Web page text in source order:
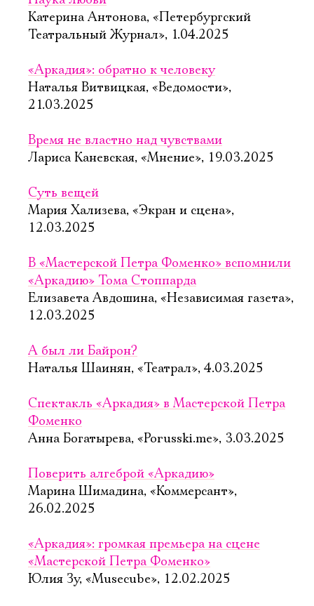
Катерина Антонова, «Петербургский
Театральный Журнал», 1.04.2025
«Аркадия»: обратно к человеку
Наталья Витвицкая, «Ведомости»,
21.03.2025
Время не властно над чувствами
Лариса Каневская, «Мнение», 19.03.2025
Суть вещей
Мария Хализева, «Экран и сцена»,
12.03.2025
В «Мастерской Петра Фоменко» вспомнили
«Аркадию» Тома Стоппарда
Елизавета Авдошина, «Независимая газета»,
12.03.2025
А был ли Байрон?
Наталья Шаинян, «Театрал», 4.03.2025
Спектакль «Аркадия» в Мастерской Петра
Фоменко
Анна Богатырева, «Porusski.me», 3.03.2025
Поверить алгеброй «Аркадию»
Марина Шимадина, «Коммерсант»,
26.02.2025
«Аркадия»: громкая премьера на сцене
«Мастерской Петра Фоменко»
Юлия Зу, «Musecube», 12.02.2025